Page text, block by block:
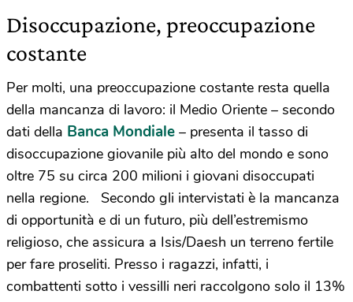
Disoccupazione, preoccupazione
costante
Per molti, una preoccupazione costante resta quella
della mancanza di lavoro: il Medio Oriente – secondo
dati della Banca Mondiale – presenta il tasso di
disoccupazione giovanile più alto del mondo e sono
oltre 75 su circa 200 milioni i giovani disoccupati
nella regione. Secondo gli intervistati è la mancanza
di opportunità e di un futuro, più dell’estremismo
religioso, che assicura a Isis/Daesh un terreno fertile
per fare proseliti. Presso i ragazzi, infatti, i
combattenti sotto i vessilli neri raccolgono solo il 13%